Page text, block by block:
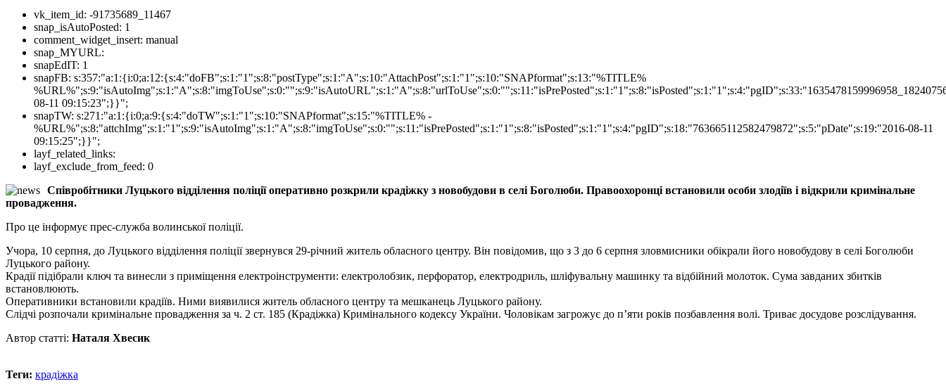
vk_item_id: -91735689_11467
snap_isAutoPosted: 1
comment_widget_insert: manual
snap_MYURL:
snapEdIT: 1
snapFB: s:357:"a:1:{i:0;a:12:{s:4:"doFB";s:1:"1";s:8:"postType";s:1:"A";s:10:"AttachPost";s:1:"1";s:10:"SNAPformat";s:13:"%TITLE%
08-11 09:15:23";}}";
snapTW: s:271:"a:1:{i:0;a:9:{s:4:"doTW";s:1:"1";s:10:"SNAPformat";s:15:"%TITLE% -
%URL%";s:8:"attchImg";s:1:"1";s:9:"isAutoImg";s:1:"A";s:8:"imgToUse";s:0:"";s:11:"isPrePosted";s:1:"1";s:8:"isPosted";s:1:"1";s:4:"pgID";s:18:"763665112582479872";s:5:"pDate";s:19:"2016-08-11
09:15:25";}}";
layf_related_links:
layf_exclude_from_feed: 0
Співробітники Луцького відділення поліції оперативно розкрили крадіжку з новобудови в селі Боголюби. Правоохоронці встановили особи злодіїв і відкрили кримінальне
провадження.
Про це інформує прес-служба волинської поліції.
Учора, 10 серпня, до Луцького відділення поліції звернувся 29-річний житель обласного центру. Він повідомив, що з 3 до 6 серпня зловмисники обікрали його новобудову в селі Боголюби
Луцького району.
Крадії підібрали ключ та винесли з приміщення електроінструменти: електролобзик, перфоратор, електродриль, шліфувальну машинку та відбійний молоток. Сума завданих збитків
встановлюють.
Оперативники встановили крадіїв. Ними виявилися житель обласного центру та мешканець Луцького району.
Слідчі розпочали кримінальне провадження за ч. 2 ст. 185 (Крадіжка) Кримінального кодексу України. Чоловікам загрожує до п’яти років позбавлення волі. Триває досудове розслідування.
Автор статті: Наталя Хвесик
Теги: крадіжка